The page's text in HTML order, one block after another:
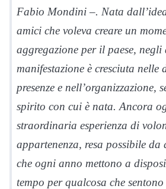
Fabio Mondini –. Nata
amici che voleva creare un
aggregazione per il paese,
manifestazione è cresciuta nelle
presenze e nell’organizzazione,
spirito con cui è nata. Ancora
straordinaria esperienza di
appartenenza, resa possibile da
che ogni anno mettono a
tempo per qualcosa che